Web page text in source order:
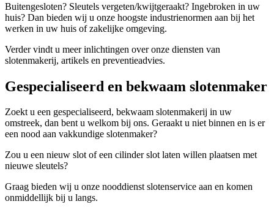
Buitengesloten? Sleutels vergeten/kwijtgeraakt? Ingebroken in uw
huis? Dan bieden wij u onze hoogste industrienormen aan bij het
werken in uw huis of zakelijke omgeving.
Verder vindt u meer inlichtingen over onze diensten van
slotenmakerij, artikels en preventieadvies.
Gespecialiseerd en bekwaam slotenmaker
Zoekt u een gespecialiseerd, bekwaam slotenmakerij in uw
omstreek, dan bent u welkom bij ons. Geraakt u niet binnen en is er
een nood aan vakkundige slotenmaker?
Zou u een nieuw slot of een cilinder slot laten willen plaatsen met
nieuwe sleutels?
Graag bieden wij u onze nooddienst slotenservice aan en komen
onmiddellijk bij u langs.